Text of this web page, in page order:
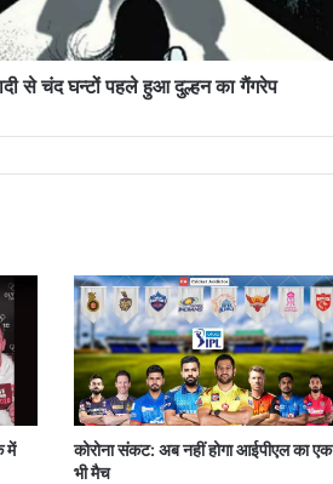
से चंद घन्टों पहले हुआ दुल्हन का गैंगरेप
में
कोरोना संकट: अब नहीं होगा आईपीएल का एक
भी मैच